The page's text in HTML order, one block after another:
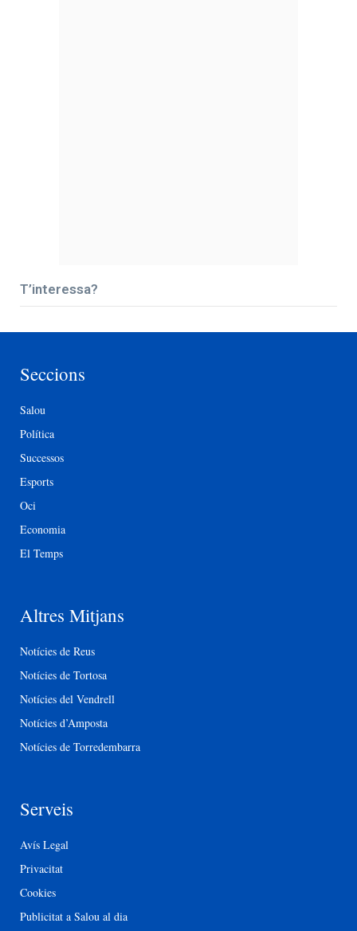
T’interessa?
Seccions
Salou
Política
Successos
Esports
Oci
Economia
El Temps
Altres Mitjans
Notícies de Reus
Notícies de Tortosa
Notícies del Vendrell
Notícies d’Amposta
Notícies de Torredembarra
Serveis
Avís Legal
Privacitat
Cookies
Publicitat a Salou al dia